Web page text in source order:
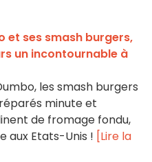
et ses smash burgers,
un incontournable à
les smash burgers
minute et
de fromage fondu,
aux Etats-Unis ! [Lire la